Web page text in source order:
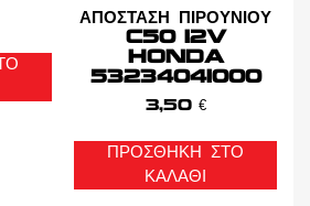
ΑΠΟΣΤΑΣΗ ΠΙΡΟΥΝΙΟΥ
C50 12V
HONDA
53234041000
3,50 €
ΠΡΟΣΘΉΚΗ ΣΤΟ
ΚΑΛΆΘΙ